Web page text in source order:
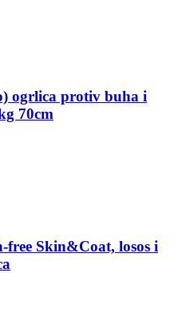
ogrlica protiv buha i
70cm
free Skin&Coat, losos i